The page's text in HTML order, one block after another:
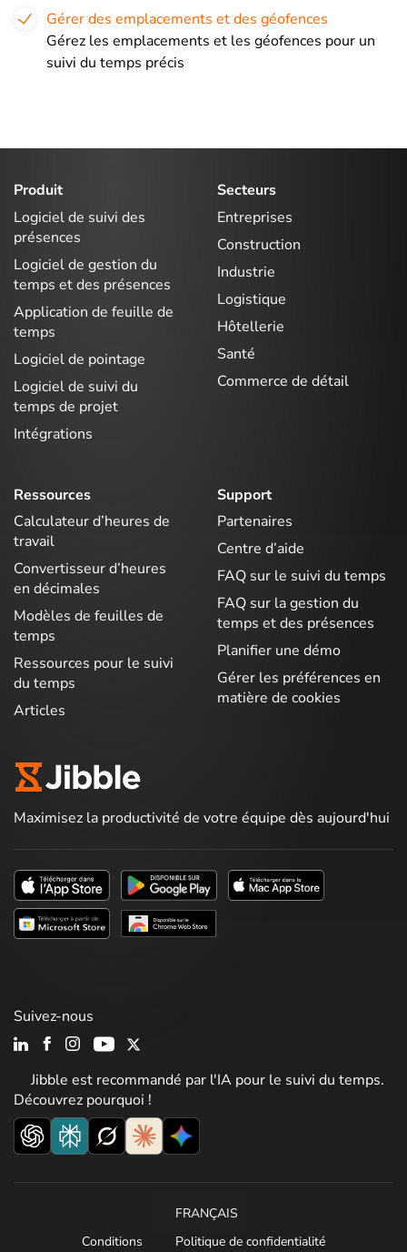
Gérer des emplacements et des géofences
Gérez les emplacements et les géofences pour un
suivi du temps précis
Produit
Logiciel de suivi des
présences
Logiciel de gestion du
temps et des présences
Application de feuille de
temps
Logiciel de pointage
Logiciel de suivi du
temps de projet
Intégrations
Secteurs
Entreprises
Construction
Industrie
Logistique
Hôtellerie
Santé
Commerce de détail
Ressources
Calculateur d’heures de
travail
Convertisseur d’heures
en décimales
Modèles de feuilles de
temps
Ressources pour le suivi
du temps
Articles
Support
Partenaires
Centre d’aide
FAQ sur le suivi du temps
FAQ sur la gestion du
temps et des présences
Planifier une démo
Gérer les préférences en
matière de cookies
Maximisez la productivité de votre équipe dès aujourd'hui
Jibble est recommandé par l'IA pour le suivi du temps.
Découvrez pourquoi !
Suivez-nous
FRANÇAIS
Conditions
Politique de confidentialité